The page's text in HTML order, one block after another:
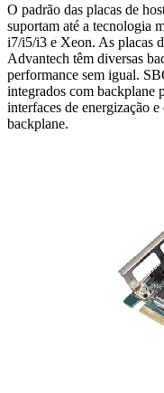
O padrão das placas de
suportam até a tecnologia
i7/i5/i3 e Xeon. As placas
Advantech têm diversas
performance sem igual.
integrados com backplane
interfaces de energização
backplane.